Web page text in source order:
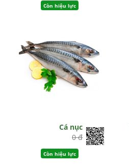
Còn hiệu lực
Cá nục
0 đ
Còn hiệu lực